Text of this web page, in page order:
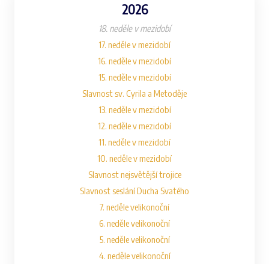
2026
18. neděle v mezidobí
17. neděle v mezidobí
16. neděle v mezidobí
15. neděle v mezidobí
Slavnost sv. Cyrila a Metoděje
13. neděle v mezidobí
12. neděle v mezidobí
11. neděle v mezidobí
10. neděle v mezidobí
Slavnost nejsvětější trojice
Slavnost seslání Ducha Svatého
7. neděle velikonoční
6. neděle velikonoční
5. neděle velikonoční
4. neděle velikonoční